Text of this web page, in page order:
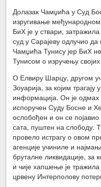
Долазак Чамџића у Суд
изругивање
БиХ је у ствари,
суд у Сарајеву одлучио
Чамџића Тунису јер БиХ
Тунисом о изручењу
О Елвиру Шарцу, другом
Зоуарија, за којим
информација. Он је
испоручен Суду Босне и
ослобођен и он се
сата, пуштен на слободу.
провело истрагу о овом
агенције учиниле и
бруталне ликвидације, за
и чије хапшење је
црвену Интерполову